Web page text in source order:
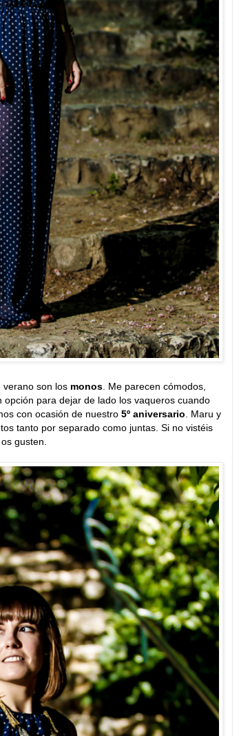
verano son los monos . Me parecen cómodos,
para dejar de lado los vaqueros cuando
con ocasión de nuestro 5º aniversario . Maru y
tanto por separado como juntas. Si no vistéis
gusten.